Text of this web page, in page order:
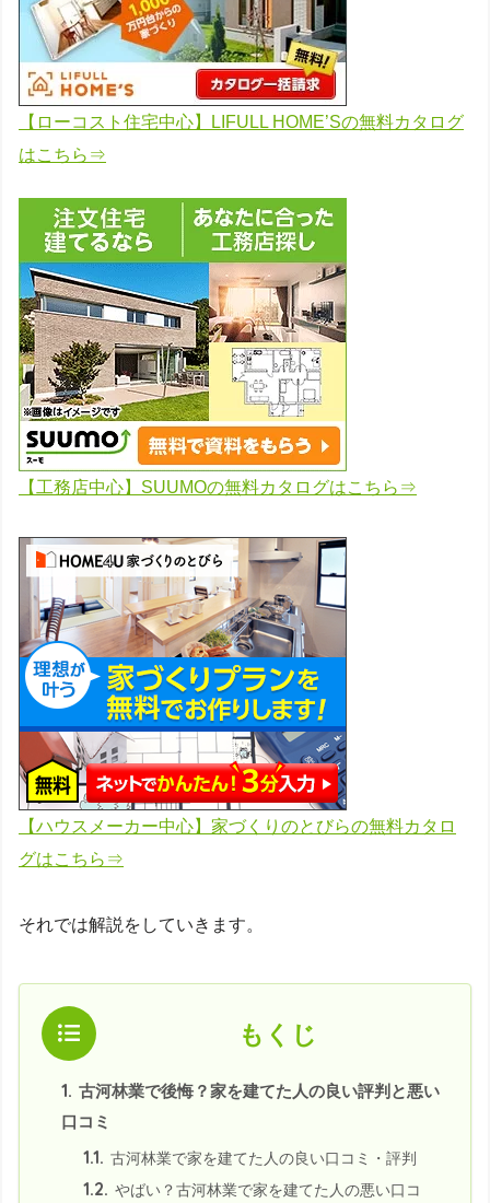
【ローコスト住宅中心】LIFULL HOME’Sの無料カタログ
はこちら⇒
【工務店中心】SUUMOの無料カタログはこちら⇒
【ハウスメーカー中心】家づくりのとびらの無料カタロ
グはこちら⇒
それでは解説をしていきます。
もくじ
1. 古河林業で後悔？家を建てた人の良い評判と悪い
口コミ
1.1. 古河林業で家を建てた人の良い口コミ・評判
1.2. やばい？古河林業で家を建てた人の悪い口コ